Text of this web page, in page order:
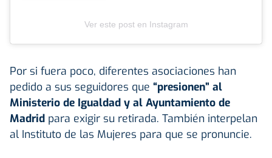
Ver este post en Instagram
Por si fuera poco, diferentes asociaciones han
pedido a sus seguidores que “presionen” al
Ministerio de Igualdad y al Ayuntamiento de
Madrid para exigir su retirada. También interpelan
al Instituto de las Mujeres para que se pronuncie.